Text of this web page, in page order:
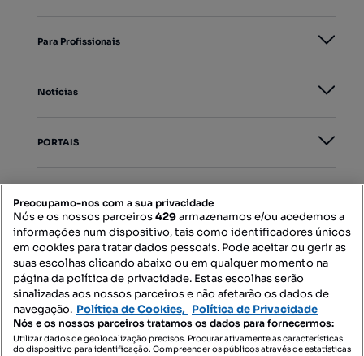
Para Profissionais
Notícias
PORTAIS
Contacte-nos
SIGA-NOS:
Preocupamo-nos com a sua privacidade
Nós e os nossos parceiros429armazenamos e/ou acedemos a
informações num dispositivo, tais como identificadores únicos
em cookies para tratar dados pessoais. Pode aceitar ou gerir as
suas escolhas clicando abaixo ou em qualquer momento na
página da política de privacidade. Estas escolhas serão
sinalizadas aos nossos parceiros e não afetarão os dados de
navegação. Política de Cookies, Política de Privacidade
Nós e os nossos parceiros tratamos os dados para fornecermos:
Utilizar dados de geolocalização precisos. Procurar ativamente as características
do dispositivo para identificação. Compreender os públicos através de estatísticas